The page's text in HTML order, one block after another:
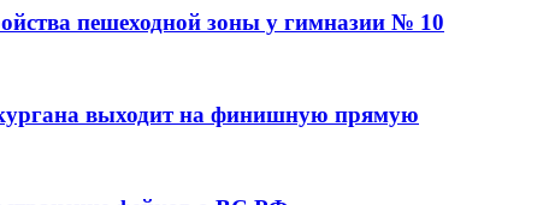
пешеходной зоны у гимназии № 10
выходит на финишную прямую